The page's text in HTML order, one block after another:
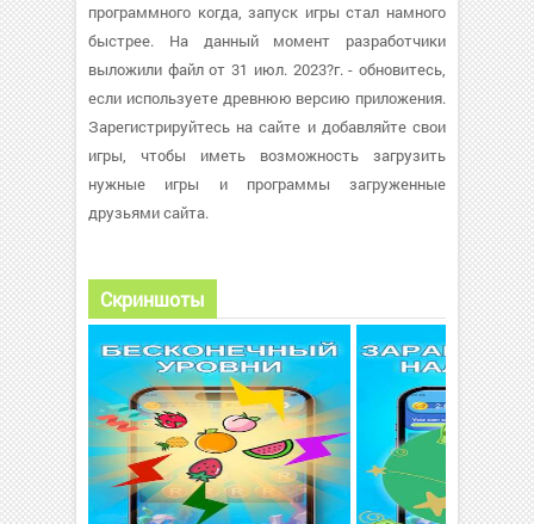
программного когда, запуск игры стал намного
быстрее. На данный момент разработчики
выложили файл от 31 июл. 2023?г. - обновитесь,
если используете древнюю версию приложения.
Зарегистрируйтесь на сайте и добавляйте свои
игры, чтобы иметь возможность загрузить
нужные игры и программы загруженные
друзьями сайта.
Скриншоты